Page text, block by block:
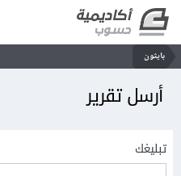
بايثون
أرسل تقرير
تبليغك